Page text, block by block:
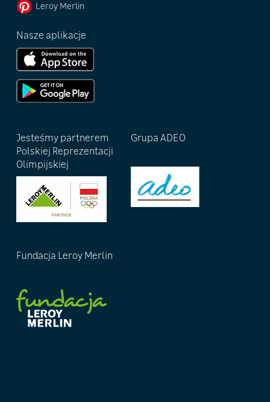
Leroy Merlin
Nasze aplikacje
Jesteśmy partnerem
Polskiej Reprezentacji
Olimpijskiej
Grupa ADEO
Fundacja Leroy Merlin